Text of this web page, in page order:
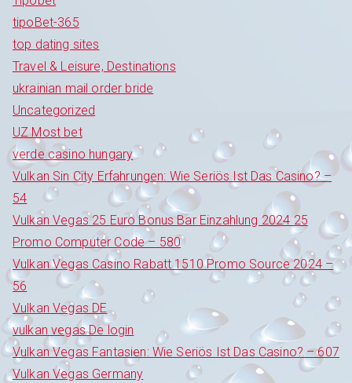
tipoBet-365
top dating sites
Travel & Leisure, Destinations
ukrainian mail order bride
Uncategorized
UZ Most bet
verde casino hungary
Vulkan Sin City Erfahrungen: Wie Seriös Ist Das Casino? –
54
Vulkan Vegas 25 Euro Bonus Bar Einzahlung 2024 25
Promo Computer Code – 580
Vulkan Vegas Casino Rabatt 1510 Promo Source 2024 –
56
Vulkan Vegas DE
vulkan vegas De login
Vulkan Vegas Fantasien: Wie Seriös Ist Das Casino? – 607
Vulkan Vegas Germany